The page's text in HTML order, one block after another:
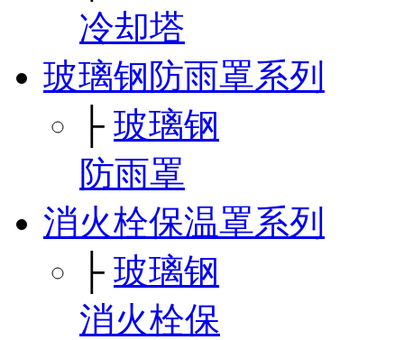
冷却塔
玻璃钢防雨罩系列
├ 玻璃钢
防雨罩
消火栓保温罩系列
├ 玻璃钢
消火栓保